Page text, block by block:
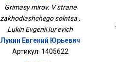
Grimasy mirov. V strane
zakhodiashchego solntsa ,
Lukin Evgenii Iur'evich
Лукин Евгений Юрьевич
Артикул: 1405622